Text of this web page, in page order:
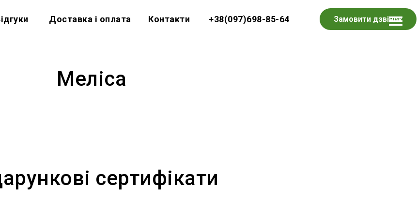
Замовити дзвінок
+38(097)698-85-64
Доставка і оплата Контакти
Меліса
сертифікати